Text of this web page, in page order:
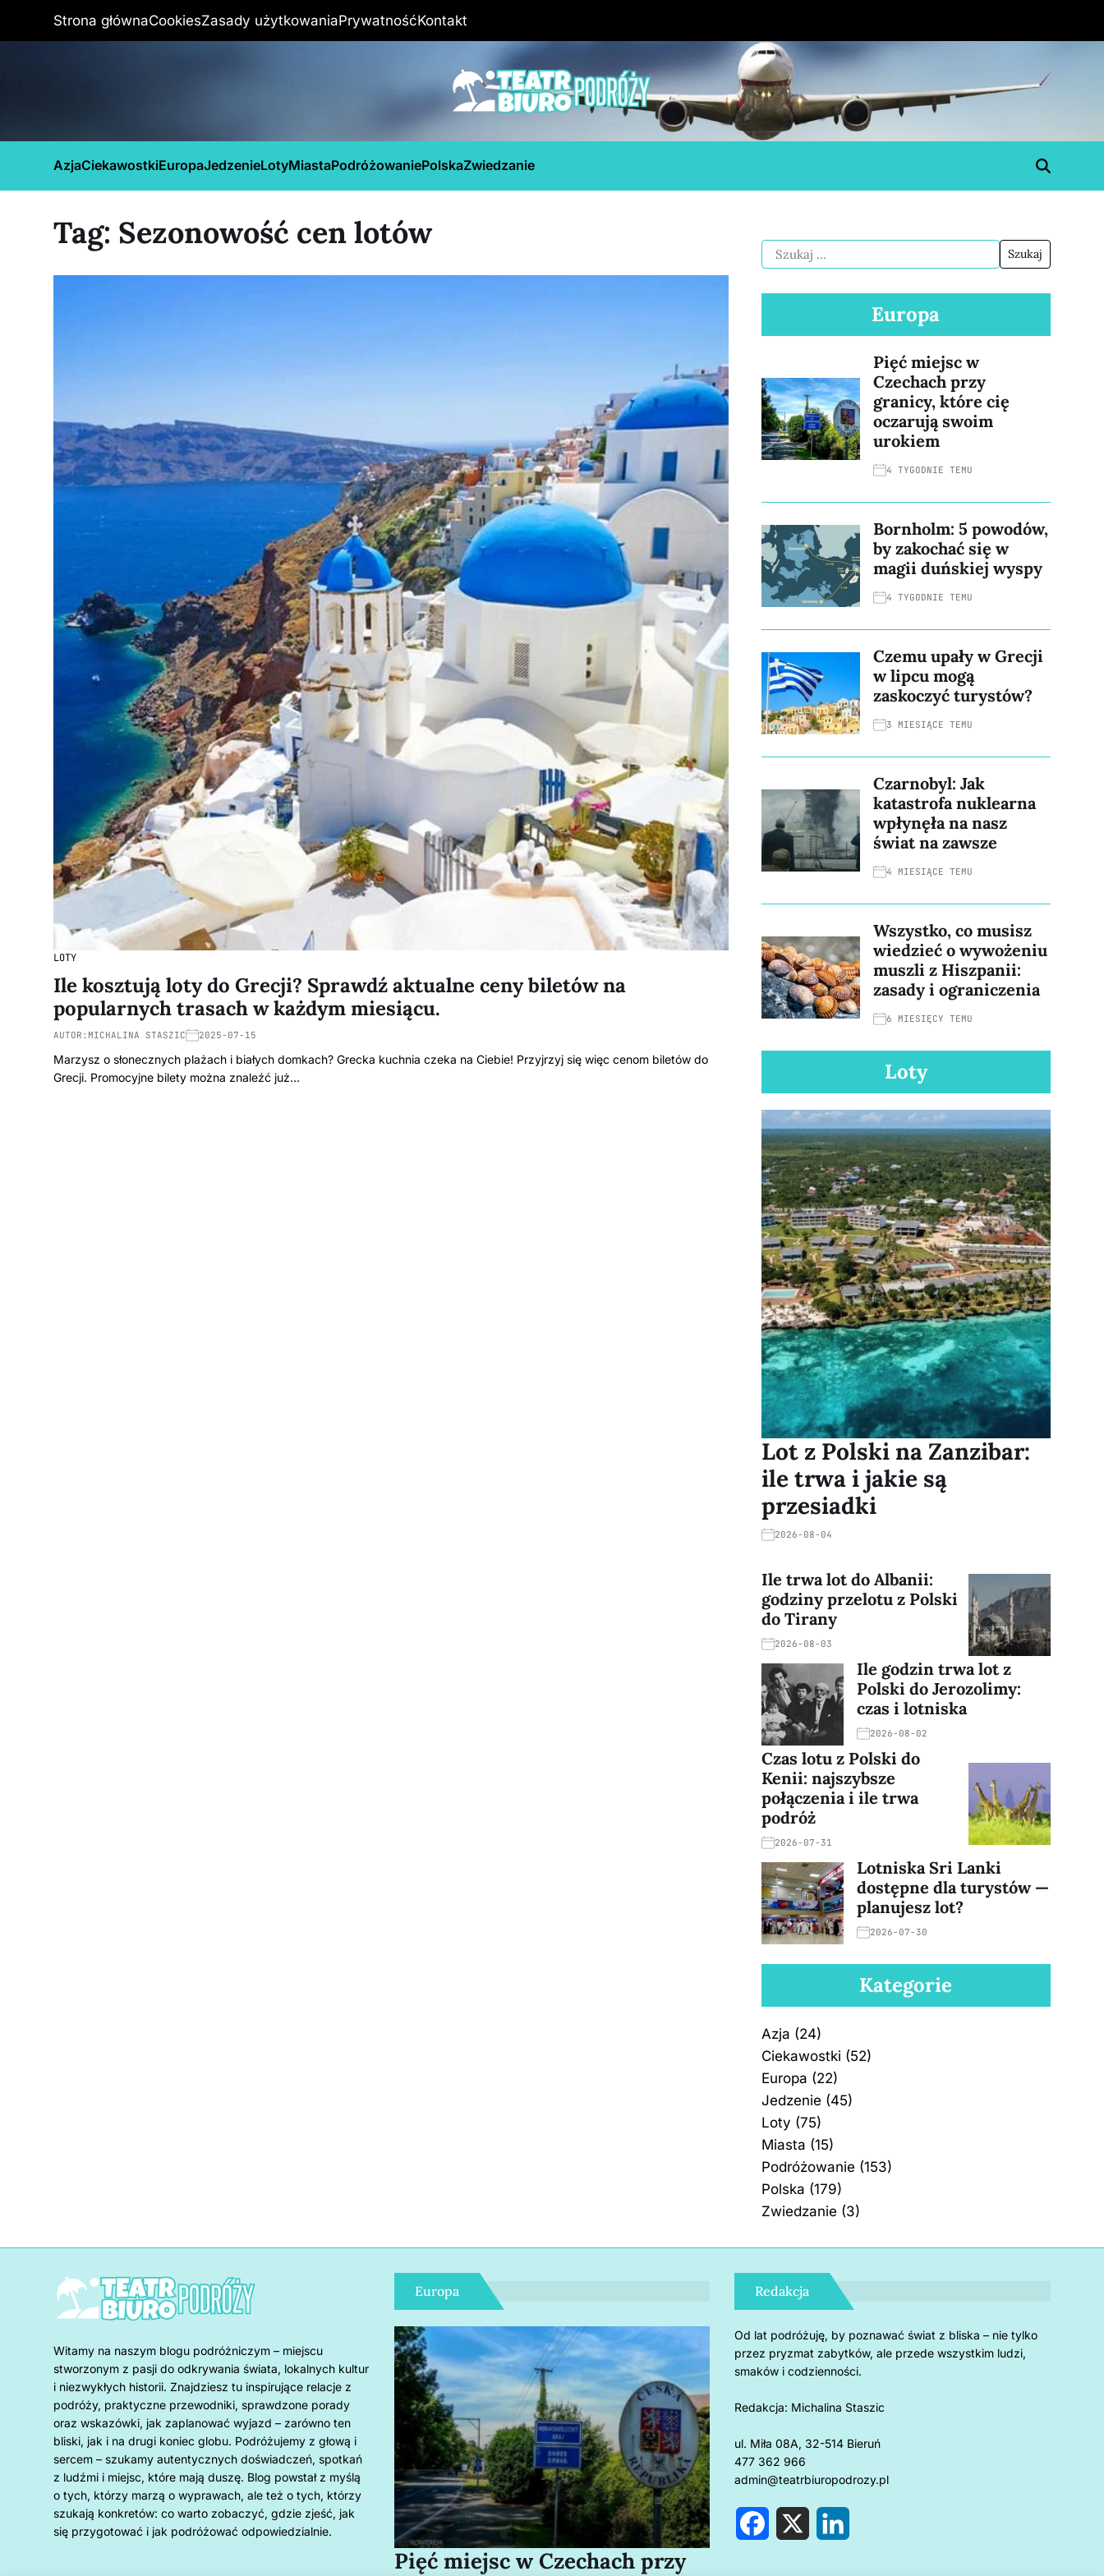
Strona głównaCookiesZasady użytkowaniaPrywatnośćKontakt
AzjaCiekawostkiEuropaJedzenieLotyMiastaPodróżowaniePolskaZwiedzanie
Tag: Sezonowość cen lotów
LOTY
Ile kosztują loty do Grecji? Sprawdź aktualne ceny biletów na
popularnych trasach w każdym miesiącu.
AUTOR: MICHALINA STASZIC 2025-07-15
Marzysz o słonecznych plażach i białych domkach? Grecka kuchnia czeka na Ciebie! Przyjrzyj się więc cenom biletów do
Grecji. Promocyjne bilety można znaleźć już…
Europa
Pięć miejsc w
Czechach przy
granicy, które cię
oczarują swoim
urokiem
4 TYGODNIE TEMU
Bornholm: 5 powodów,
by zakochać się w
magii duńskiej wyspy
4 TYGODNIE TEMU
Czemu upały w Grecji
w lipcu mogą
zaskoczyć turystów?
3 MIESIĄCE TEMU
Czarnobyl: Jak
katastrofa nuklearna
wpłynęła na nasz
świat na zawsze
4 MIESIĄCE TEMU
Wszystko, co musisz
wiedzieć o wywożeniu
muszli z Hiszpanii:
zasady i ograniczenia
6 MIESIĘCY TEMU
Loty
Lot z Polski na Zanzibar:
ile trwa i jakie są
przesiadki
2026-08-04
Ile trwa lot do Albanii:
godziny przelotu z Polski
do Tirany
2026-08-03
Ile godzin trwa lot z
Polski do Jerozolimy:
czas i lotniska
2026-08-02
Czas lotu z Polski do
Kenii: najszybsze
połączenia i ile trwa
podróż
2026-07-31
Lotniska Sri Lanki
dostępne dla turystów —
planujesz lot?
2026-07-30
Kategorie
Azja (24)
Ciekawostki (52)
Europa (22)
Jedzenie (45)
Loty (75)
Miasta (15)
Podróżowanie (153)
Polska (179)
Zwiedzanie (3)
Witamy na naszym blogu podróżniczym – miejscu
stworzonym z pasji do odkrywania świata, lokalnych kultur
i niezwykłych historii. Znajdziesz tu inspirujące relacje z
podróży, praktyczne przewodniki, sprawdzone porady
oraz wskazówki, jak zaplanować wyjazd – zarówno ten
bliski, jak i na drugi koniec globu. Podróżujemy z głową i
sercem – szukamy autentycznych doświadczeń, spotkań
z ludźmi i miejsc, które mają duszę. Blog powstał z myślą
o tych, którzy marzą o wyprawach, ale też o tych, którzy
szukają konkretów: co warto zobaczyć, gdzie zjeść, jak
się przygotować i jak podróżować odpowiedzialnie.
Europa
Pięć miejsc w Czechach przy
Redakcja
Od lat podróżuję, by poznawać świat z bliska – nie tylko
przez pryzmat zabytków, ale przede wszystkim ludzi,
smaków i codzienności.
Redakcja: Michalina Staszic
ul. Miła 08A, 32-514 Bieruń
477 362 966
admin@teatrbiuropodrozy.pl
X